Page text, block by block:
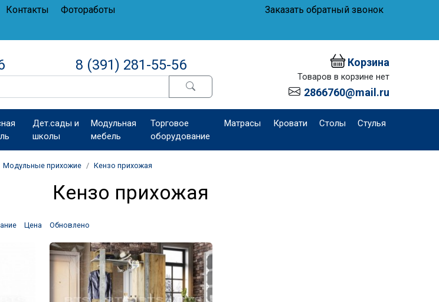
Контакты
Фотоработы
Заказать обратный звонок
8 (391) 281-55-56 Корзина
Товаров в корзине нет
2866760@mail.ru
Дет.сады и
школы
Модульная
мебель
Торговое
оборудование
Матрасы Кровати Столы Стулья
Модульные прихожие Кензо прихожая
Кензо прихожая
Цена Обновлено